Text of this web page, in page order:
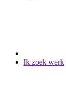
Ik zoek werk